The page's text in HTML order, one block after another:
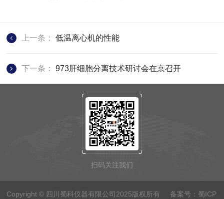
上一条：低温离心机的性能
下一条：973肝细胞分离技术研讨会在京召开
扫码关注我们
Copyright © 四川蜀科仪器有限公司2025版权所有 备案号： 蜀ICP